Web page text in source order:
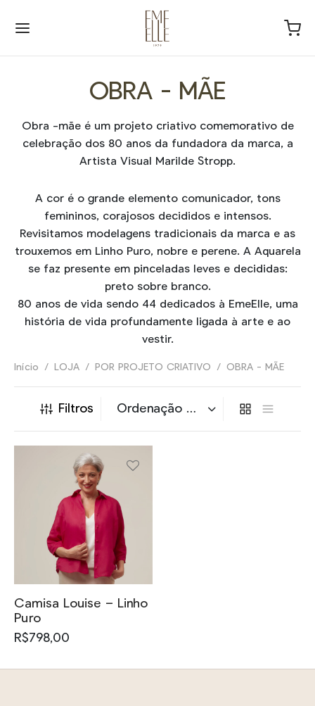
OBRA - MÃE
Obra -mãe é um projeto criativo comemorativo de
celebração dos 80 anos da fundadora da marca, a
Artista Visual Marilde Stropp.
A cor é o grande elemento comunicador, tons
femininos, corajosos decididos e intensos.
Revisitamos modelagens tradicionais da marca e as
trouxemos em Linho Puro, nobre e perene. A Aquarela
se faz presente em pinceladas leves e decididas:
preto sobre branco.
80 anos de vida sendo 44 dedicados à EmeElle, uma
história de vida profundamente ligada à arte e ao
vestir.
Início / LOJA / POR PROJETO CRIATIVO / OBRA - MÃE
Filtros
Este
produto
tem
várias
Camisa Louise – Linho
Puro
R$798,00
Voltar
Voltar
>
de Linho
de Viscose
de Malha
Voltar
FRESQUINHAS
_